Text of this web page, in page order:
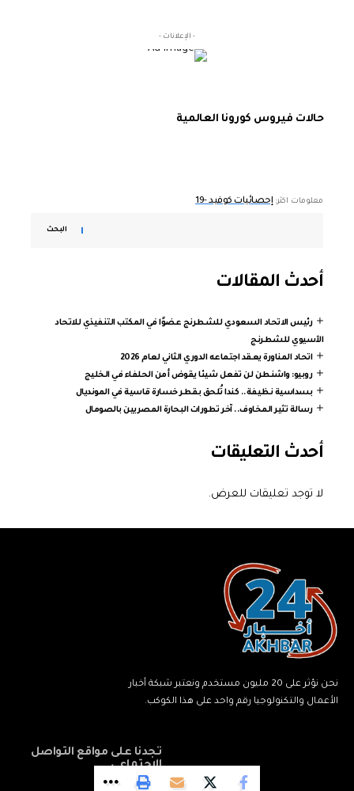
- الإعلانات -
حالات فيروس كورونا العالمية
معلومات اكثر: إحصائيات كوفيد -19
البحث
أحدث المقالات
رئيس الاتحاد السعودي للشطرنج عضوًا في المكتب التنفيذي للاتحاد
الآسيوي للشطرنج
اتحاد المناورة يعقد اجتماعه الدوري الثاني لعام 2026
روبيو: واشنطن لن تفعل شيئا يقوض أمن الحلفاء في الخليج
بسداسية نظيفة.. كندا تُلحق بقطر خسارة قاسية في المونديال
رسالة تثير المخاوف.. آخر تطورات البحارة المصريين بالصومال
أحدث التعليقات
لا توجد تعليقات للعرض.
نحن نؤثر على 20 مليون مستخدم ونعتبر شبكة أخبار
الأعمال والتكنولوجيا رقم واحد على هذا الكوكب.
تجدنا على مواقع التواصل
الاجتماعي